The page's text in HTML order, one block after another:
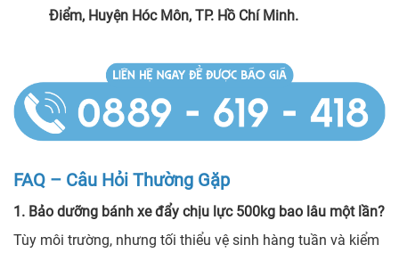
Điểm, Huyện Hóc Môn, TP. Hồ Chí Minh.
FAQ – Câu Hỏi Thường Gặp
1. Bảo dưỡng bánh xe đẩy chịu lực 500kg bao lâu một lần?
Tùy môi trường, nhưng tối thiểu vệ sinh hàng tuần và kiểm